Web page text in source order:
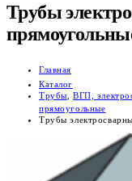
Трубы
Главная
Каталог
Трубы ,ВГП,
прямоугольные
Трубы